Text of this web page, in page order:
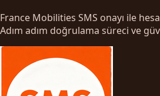
France Mobilities SMS onayı ile
Adım adım doğrulama süreci ve